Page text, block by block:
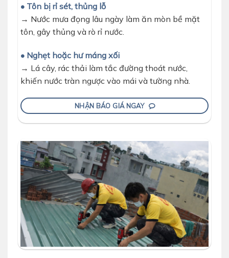
• Tôn bị rỉ sét, thủng lỗ
→ Nước mưa đọng lâu ngày làm ăn mòn bề mặt
tôn, gây thủng và rò rỉ nước.
• Nghẹt hoặc hư máng xối
→ Lá cây, rác thải làm tắc đường thoát nước,
khiến nước tràn ngược vào mái và tường nhà.
NHẬN BÁO GIÁ NGAY